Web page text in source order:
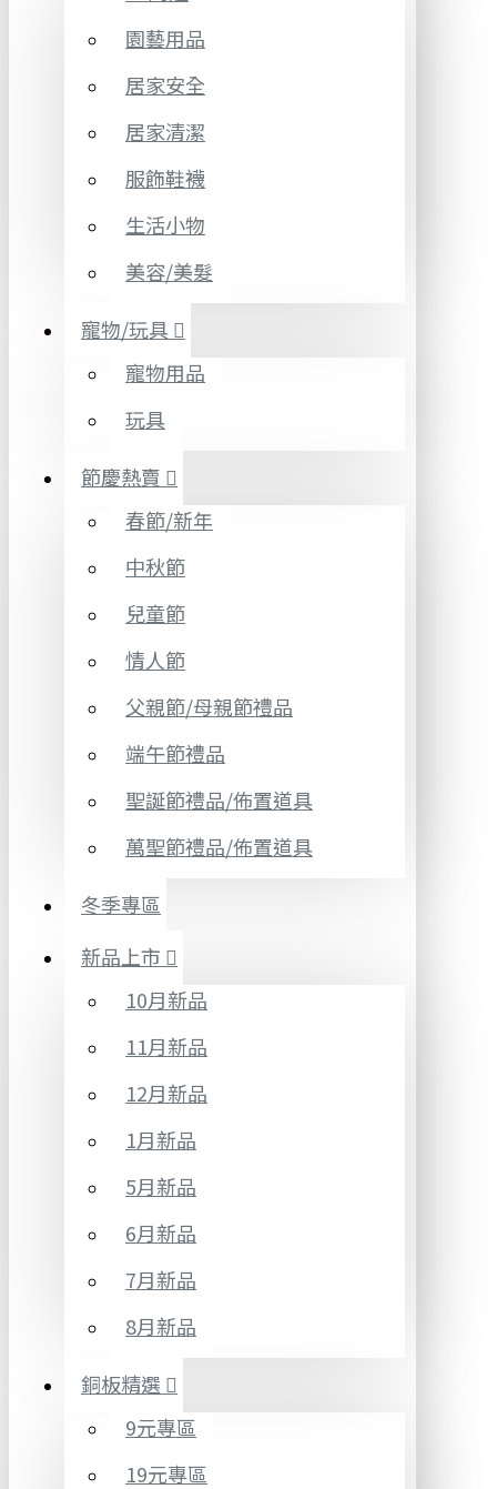
園藝用品
居家安全
居家清潔
服飾鞋襪
生活小物
美容/美髮
寵物/玩具
寵物用品
玩具
節慶熱賣
春節/新年
中秋節
兒童節
情人節
父親節/母親節禮品
端午節禮品
聖誕節禮品/佈置道具
萬聖節禮品/佈置道具
冬季專區
新品上市
10月新品
11月新品
12月新品
1月新品
5月新品
6月新品
7月新品
8月新品
銅板精選
9元專區
19元專區